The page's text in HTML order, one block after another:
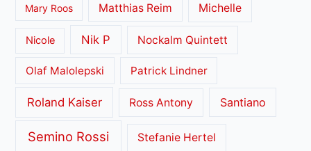
Mary Roos Matthias Reim Michelle
Nicole Nik P Nockalm Quintett
Olaf Malolepski Patrick Lindner
Roland Kaiser Ross Antony Santiano
Semino Rossi Stefanie Hertel